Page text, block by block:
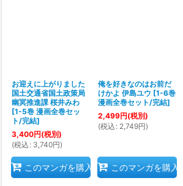
お迎えに上がりました
国土交通省国土政策局
幽冥推進課 桜井みわ
[1-5巻 漫画全巻セッ
ト/完結]
3,400円(税別)
(税込 : 3,740円)
このマンガを購入
俺を好きなのはお前だ
けかよ 伊島ユウ [1-6巻
漫画全巻セット/完結]
2,499円(税別)
(税込 : 2,749円)
このマンガを購入